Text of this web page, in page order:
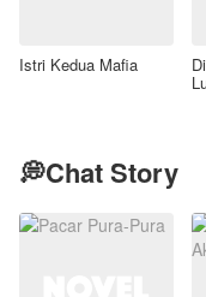
Istri Kedua Mafia
💭Chat Story